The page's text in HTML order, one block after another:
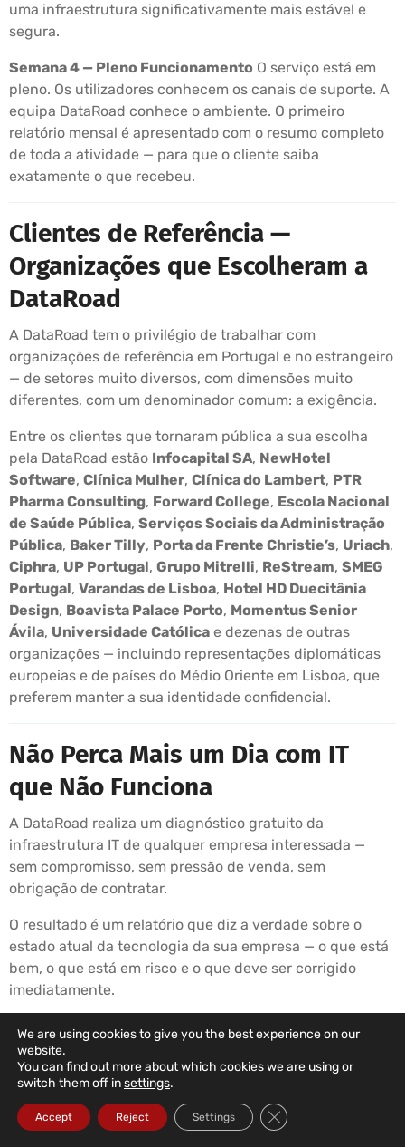
uma infraestrutura significativamente mais estável e
segura.
Semana 4 — Pleno Funcionamento O serviço está em
pleno. Os utilizadores conhecem os canais de suporte. A
equipa DataRoad conhece o ambiente. O primeiro
relatório mensal é apresentado com o resumo completo
de toda a atividade — para que o cliente saiba
exatamente o que recebeu.
Clientes de Referência —
Organizações que Escolheram a
DataRoad
A DataRoad tem o privilégio de trabalhar com
organizações de referência em Portugal e no estrangeiro
— de setores muito diversos, com dimensões muito
diferentes, com um denominador comum: a exigência.
Entre os clientes que tornaram pública a sua escolha
pela DataRoad estão Infocapital SA, NewHotel
Software, Clínica Mulher, Clínica do Lambert, PTR
Pharma Consulting, Forward College, Escola Nacional
de Saúde Pública, Serviços Sociais da Administração
Pública, Baker Tilly, Porta da Frente Christie’s, Uriach,
Ciphra, UP Portugal, Grupo Mitrelli, ReStream, SMEG
Portugal, Varandas de Lisboa, Hotel HD Duecitânia
Design, Boavista Palace Porto, Momentus Senior
Ávila, Universidade Católica e dezenas de outras
organizações — incluindo representações diplomáticas
europeias e de países do Médio Oriente em Lisboa, que
preferem manter a sua identidade confidencial.
Não Perca Mais um Dia com IT
que Não Funciona
A DataRoad realiza um diagnóstico gratuito da
infraestrutura IT de qualquer empresa interessada —
sem compromisso, sem pressão de venda, sem
obrigação de contratar.
O resultado é um relatório que diz a verdade sobre o
estado atual da tecnologia da sua empresa — o que está
bem, o que está em risco e o que deve ser corrigido
imediatamente.
Se depois de ler o relatório decidir não contratar a
DataRoad, o relatório é seu. Se decidir contratar, começa
na semana seguinte.
É simples assim.
We are using cookies to give you the best experience on our
website.
You can find out more about which cookies we are using or
switch them off insettings.
Accept Reject Settings Close GDPR Cookie